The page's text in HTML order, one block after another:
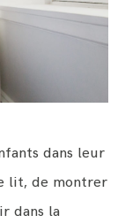
dans leur
lit, de montrer
dans la